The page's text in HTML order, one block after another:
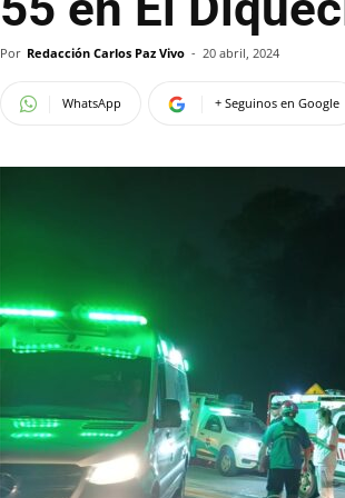
Por Redacción Carlos Paz Vivo - 20 abril, 2024
WhatsApp + Seguinos en Google